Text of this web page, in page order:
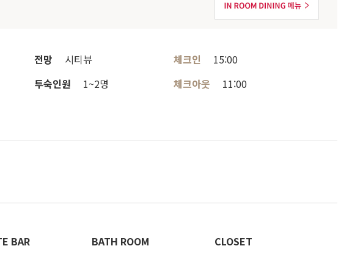
전망 시티뷰 체크인
15:00
투숙인원 1~2명 체크아웃
11:00
BAR BATH ROOM CLOSET